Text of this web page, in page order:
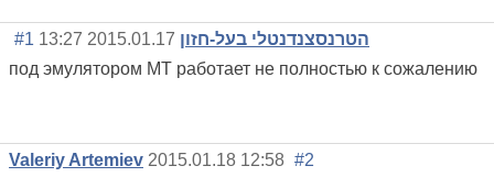
הטרנסצנדנטלי בעל-חזון 2015.01.17 13:27
#1
под эмулятором МТ работает не полностью к сожалению
Valeriy Artemiev 2015.01.18 12:58 #2